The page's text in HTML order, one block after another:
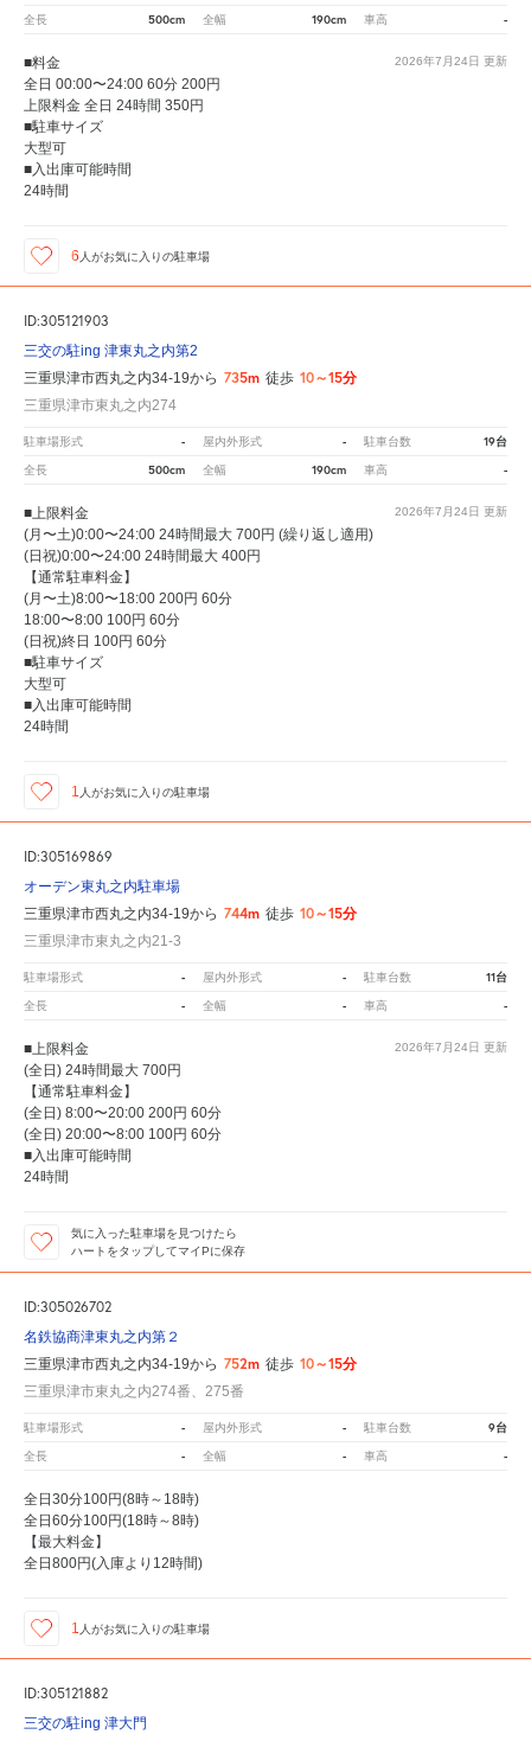
全長 500cm 全幅 190cm 車高 -
2026年7月24日 更新
■料金
全日 00:00〜24:00 60分 200円
上限料金 全日 24時間 350円
■駐車サイズ
大型可
■入出庫可能時間
24時間
6 人がお気に入りの駐車場
ID:305121903
三交の駐ing 津東丸之内第2
三重県津市西丸之内34-19から 735m 徒歩 10～15分
三重県津市東丸之内274
駐車場形式 - 屋内外形式 - 駐車台数 19台
全長 500cm 全幅 190cm 車高 -
2026年7月24日 更新
■上限料金
(月〜土)0:00〜24:00 24時間最大 700円 (繰り返し適用)
(日祝)0:00〜24:00 24時間最大 400円
【通常駐車料金】
(月〜土)8:00〜18:00 200円 60分
18:00〜8:00 100円 60分
(日祝)終日 100円 60分
■駐車サイズ
大型可
■入出庫可能時間
24時間
1 人がお気に入りの駐車場
ID:305169869
オーデン東丸之内駐車場
三重県津市西丸之内34-19から 744m 徒歩 10～15分
三重県津市東丸之内21-3
駐車場形式 - 屋内外形式 - 駐車台数 11台
全長 - 全幅 - 車高 -
2026年7月24日 更新
■上限料金
(全日) 24時間最大 700円
【通常駐車料金】
(全日) 8:00〜20:00 200円 60分
(全日) 20:00〜8:00 100円 60分
■入出庫可能時間
24時間
気に入った駐車場を見つけたら
ハートをタップしてマイPに保存
ID:305026702
名鉄協商津東丸之内第２
三重県津市西丸之内34-19から 752m 徒歩 10～15分
三重県津市東丸之内274番、275番
駐車場形式 - 屋内外形式 - 駐車台数 9台
全長 - 全幅 - 車高 -
全日30分100円(8時～18時)
全日60分100円(18時～8時)
【最大料金】
全日800円(入庫より12時間)
1 人がお気に入りの駐車場
ID:305121882
三交の駐ing 津大門